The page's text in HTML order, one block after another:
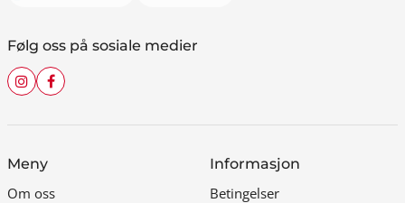
Følg oss på sosiale medier
Meny
Om oss
Informasjon
Betingelser